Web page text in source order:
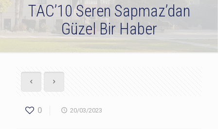
TAC’10 Seren Sapmaz’dan
Güzel Bir Haber
0 20/03/2023